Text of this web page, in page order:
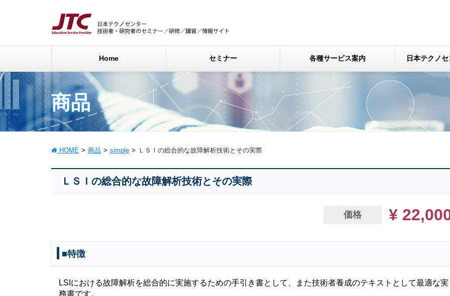
Home セミナー 各種サービス案内 日本テクノ
商品
HOME 商品 simple ＬＳＩの総合的な故障解析技術とその実際
ＬＳＩの総合的な故障解析技術とその実際
価格 ¥
■特徴
LSIにおける故障解析を総合的に実施するための手引き書として、また技術者養成のテキストとして最適な実
務書です。